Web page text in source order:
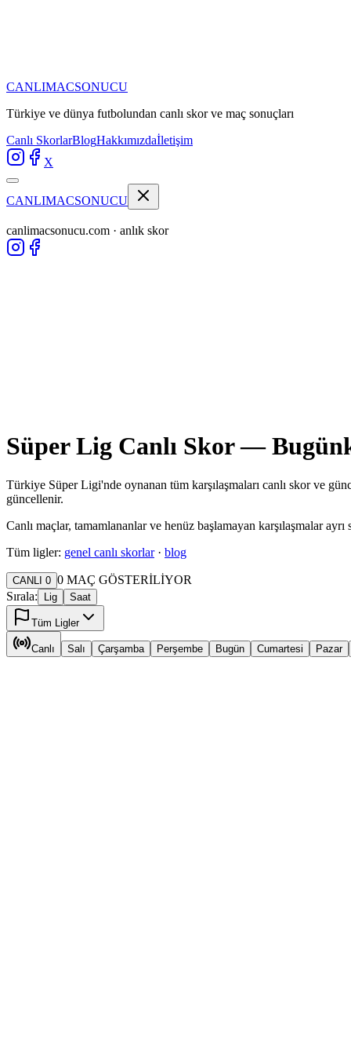
CANLIMACSONUCU
Türkiye ve dünya futbolundan canlı skor ve maç sonuçları
Canlı SkorlarBlogHakkımızdaİletişim
X
CANLIMACSONUCU
canlimacsonucu.com · anlık skor
Süper Lig Canlı Skor —
Türkiye Süper Ligi'nde oynanan tüm karşılaşmaları canlı skor ve
güncellenir.
Canlı maçlar, tamamlananlar ve henüz başlamayan karşılaşmalar
Tüm ligler: genel canlı skorlar· blog
CANLI 0 0 MAÇ GÖSTERİLİYOR
Sırala:
Lig Saat
Tüm Ligler
Canlı Salı Çarşamba Perşembe Bugün Cumartesi Pazar